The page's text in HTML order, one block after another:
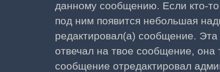
данному сообщению. Если кто-
под ним появится небольшая
редактировал(а) сообщение. Эта
отвечал на твое сообщение, она
сообщение отредактировал